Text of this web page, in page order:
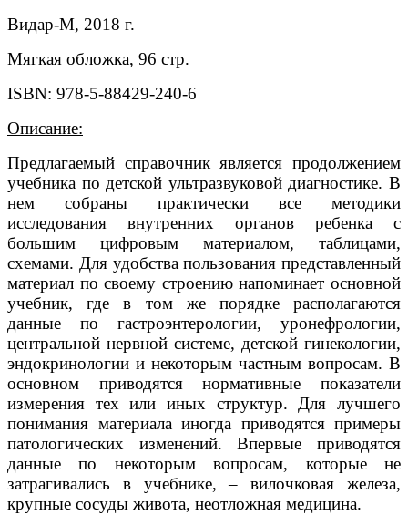
Видар-М, 2018 г.
Мягкая обложка, 96 стр.
ISBN: 978-5-88429-240-6
Описание:
Предлагаемый справочник является продолжением
учебника по детской ультразвуковой диагностике. В
нем собраны практически все методики
исследования внутренних органов ребенка с
большим цифровым материалом, таблицами,
схемами. Для удобства пользования представленный
материал по своему строению напоминает основной
учебник, где в том же порядке располагаются
данные по гастроэнтерологии, уронефрологии,
центральной нервной системе, детской гинекологии,
эндокринологии и некоторым частным вопросам. В
основном приводятся нормативные показатели
измерения тех или иных структур. Для лучшего
понимания материала иногда приводятся примеры
патологических изменений. Впервые приводятся
данные по некоторым вопросам, которые не
затрагивались в учебнике, – вилочковая железа,
крупные сосуды живота, неотложная медицина.